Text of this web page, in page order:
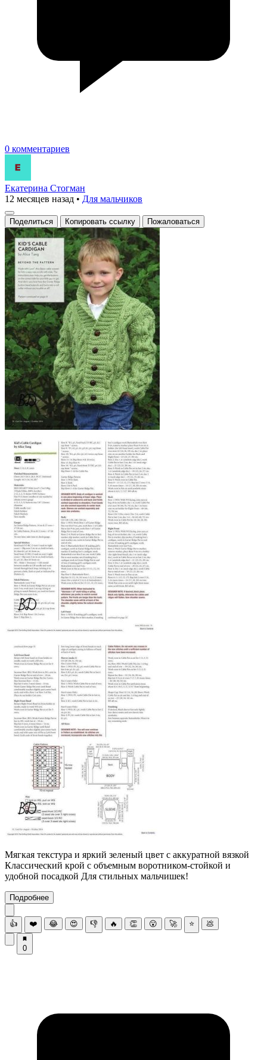
0 комментариев
Екатерина Стогман
12 месяцев назад • Для мальчиков
Поделиться Копировать ссылку Пожаловаться
Мягкая текстура и яркий зеленый цвет с аккуратной вязкой
Классический крой с объемным воротником-стойкой и
удобной посадкой Для стильных мальчишек!
Подробнее
👍 ❤️ 😂 😍 👎 🔥 👏 😮 🚀 ⭐ 💩
0